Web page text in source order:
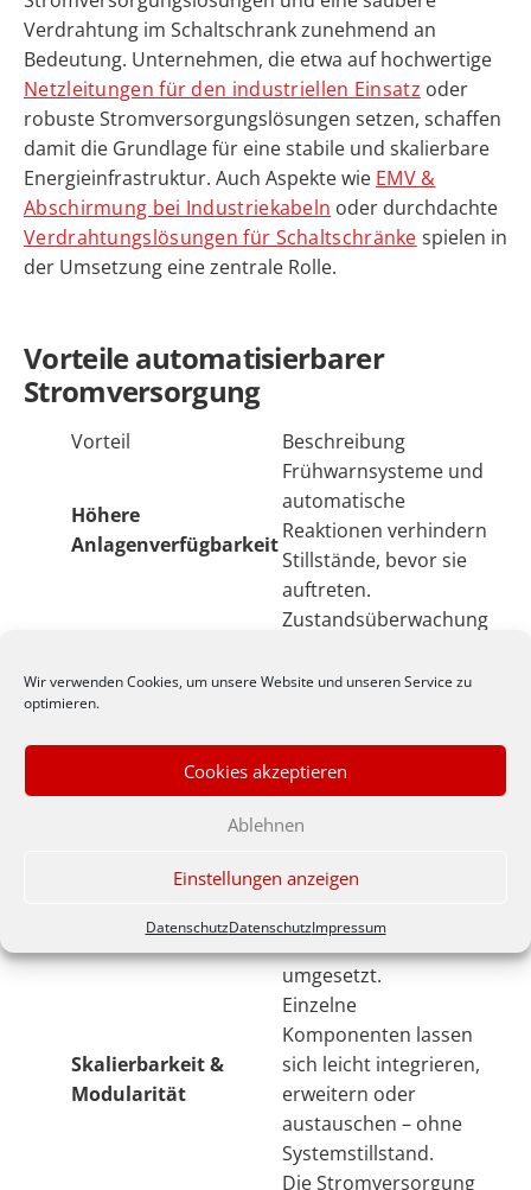
Wir verwenden Cookies, um unsere Website und unseren Service zu
optimieren.
Cookies akzeptieren
Ablehnen
Einstellungen anzeigen
DatenschutzDatenschutzImpressum
Verdrahtung im Schaltschrank zunehmend an
Bedeutung. Unternehmen, die etwa auf hochwertige
Netzleitungen für den industriellen Einsatz oder
robuste Stromversorgungslösungen setzen, schaffen
damit die Grundlage für eine stabile und skalierbare
Energieinfrastruktur. Auch Aspekte wie EMV &
Abschirmung bei Industriekabeln oder durchdachte
Verdrahtungslösungen für Schaltschränke spielen in
der Umsetzung eine zentrale Rolle.
Vorteile automatisierbarer
Stromversorgung
Vorteil Beschreibung
Höhere
Anlagenverfügbarkeit
Frühwarnsysteme und
automatische
Reaktionen verhindern
Stillstände, bevor sie
auftreten.
Wartungsoptimierung
Zustandsüberwachung
zustandsorientierte
Serviceeinsätze.
Transparenz &
Energieflüsse werden
sichtbar,
erkannt und
Optimierungen
umgesetzt.
Skalierbarkeit &
Modularität
Einzelne
Komponenten lassen
sich leicht integrieren,
erweitern oder
austauschen – ohne
Systemstillstand.
Die Stromversorgung